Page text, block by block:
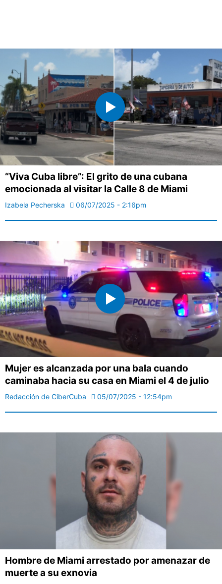
“Viva Cuba libre”: El grito de una cubana
emocionada al visitar la Calle 8 de Miami
Izabela Pecherska 06/07/2025 - 2:16pm
Mujer es alcanzada por una bala cuando
caminaba hacia su casa en Miami el 4 de julio
Redacción de CiberCuba 05/07/2025 - 12:54pm
Hombre de Miami arrestado por amenazar de
muerte a su exnovia